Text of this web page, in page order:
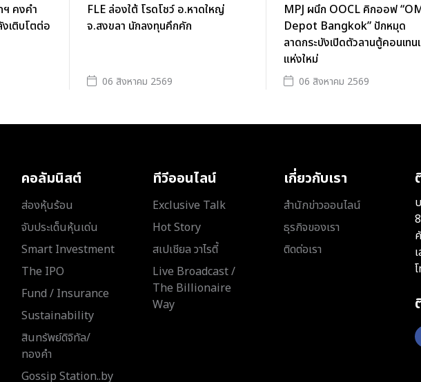
ฯ คงคำ
เติบโตต่อ
FLE ล่องใต้ โรดโชว์ อ.หาดใหญ่
จ.สงขลา นักลงทุนคึกคัก
06 สิงหาคม 2569
MPJ ผนึก OOCL คิกออฟ
Depot Bangkok” ปักหมุด
ลาดกระบังเปิดตัวลานตู้คอนเทน
แห่งใหม่
06 สิงหาคม 2569
คอลัมนิสต์
ส่องหุ้นร้อน
จับประเด็นหุ้นเด่น
Smart Investment
The IPO
Fund / Insurance
Sustainability
สินทรัพย์ดิจิทัล/
ทองคำ
Gossip Station..by
ทีวีออนไลน์
Exclusive Talk
Hot Story
สเปเชียล วาไรตี้
Live Broadcast /
The Billionaire
Way
เกี่ยวกับเรา
สำนักข่าวออนไลน์
ธุรกิจของเรา
ติดต่อเรา